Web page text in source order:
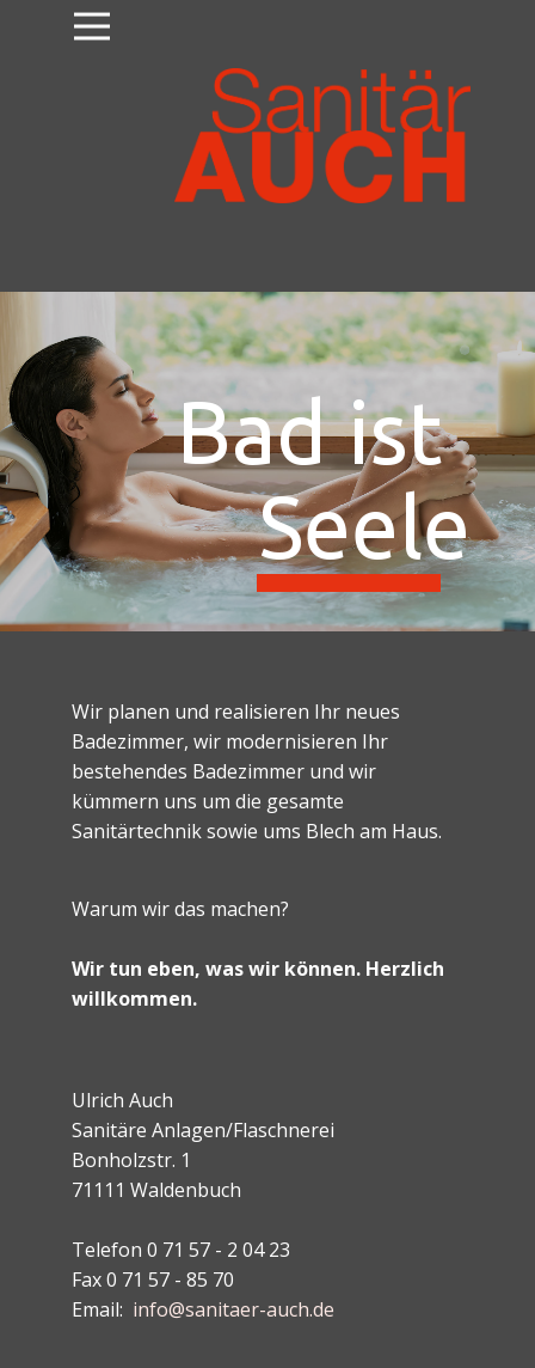
Bad ist
Seele
Wir planen und realisieren Ihr neues
Badezimmer, wir modernisieren Ihr
bestehendes Badezimmer und wir
kümmern uns um die gesamte
Sanitärtechnik sowie ums Blech am Haus.
Warum wir das machen?
Wir tun eben, was wir können. Herzlich
willkommen.
Ulrich Auch
Sanitäre Anlagen/Flaschnerei
Bonholzstr. 1
71111 Waldenbuch
Telefon 0 71 57 - 2 04 23
Fax 0 71 57 - 85 70
Email: info@sanitaer-auch.de